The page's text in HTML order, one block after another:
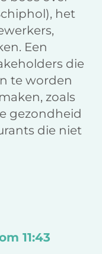
het
Een
die
te worden
zoals
gezondheid
die niet
11:43